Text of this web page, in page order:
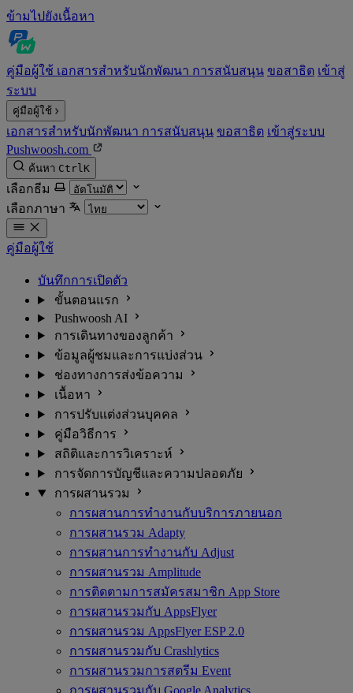
ข้ามไปยังเนื้อหา
คู่มือผู้ใช้ เอกสารสำหรับนักพัฒนา การสนับสนุน ขอสาธิต เข้าสู่
ระบบ
คู่มือผู้ใช้
เอกสารสำหรับนักพัฒนา การสนับสนุน ขอสาธิต เข้าสู่ระบบ
Pushwoosh.com
ค้นหา CtrlK
เลือกธีม
เลือกภาษา
คู่มือผู้ใช้
บันทึกการเปิดตัว
ขั้นตอนแรก
Pushwoosh AI
การเดินทางของลูกค้า
ข้อมูลผู้ชมและการแบ่งส่วน
ช่องทางการส่งข้อความ
เนื้อหา
การปรับแต่งส่วนบุคคล
คู่มือวิธีการ
สถิติและการวิเคราะห์
การจัดการบัญชีและความปลอดภัย
การผสานรวม
การผสานการทำงานกับบริการภายนอก
การผสานรวม Adapty
การผสานการทำงานกับ Adjust
การผสานรวม Amplitude
การติดตามการสมัครสมาชิก App Store
การผสานรวมกับ AppsFlyer
การผสานรวม AppsFlyer ESP 2.0
การผสานรวมกับ Crashlytics
การผสานรวมการสตรีม Event
การผสานรวมกับ Google Analytics